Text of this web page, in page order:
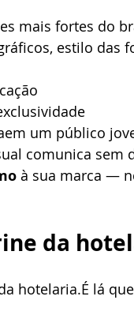
mais fortes do
estilo das
um público
comunica sem
à sua marca —
da
hotelaria.É lá